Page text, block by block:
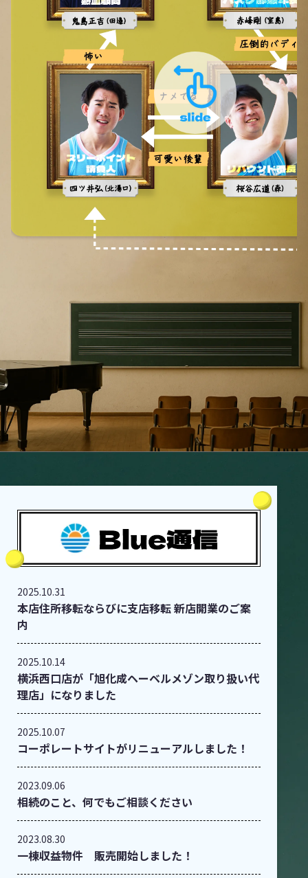
2025.10.31
本店住所移転ならびに支店移転 新店開業のご案
内
2025.10.14
横浜西口店が「旭化成ヘーベルメゾン取り扱い代
理店」になりました
2025.10.07
コーポレートサイトがリニューアルしました！
2023.09.06
相続のこと、何でもご相談ください
2023.08.30
一棟収益物件 販売開始しました！